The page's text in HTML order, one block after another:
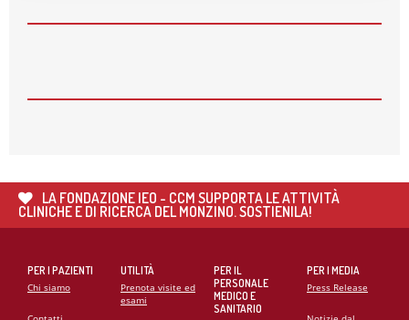
PROF. GIANFRANCO SINAGRA AL CONGRESSO
CARDIO MONZINO 2025
LA FONDAZIONE IEO - CCM SUPPORTA LE ATTIVITÀ
CLINICHE E DI RICERCA DEL MONZINO. SOSTIENILA!
PER I PAZIENTI
Chi siamo
UTILITÀ
Prenota visite ed
esami
PER IL
PERSONALE
MEDICO E
SANITARIO
PER I MEDIA
Press Release